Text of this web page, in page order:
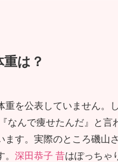
は？
重を公表していません。
なんで痩せたんだ』と
ます。実際のところ磯山
深田恭子 昔はぽっちゃ